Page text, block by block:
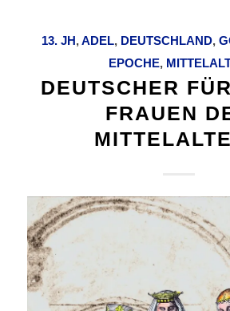
13. JH,ADEL, DEUTSCHLAND,
EPOCHE,
DEUTSCHER
FRAUEN